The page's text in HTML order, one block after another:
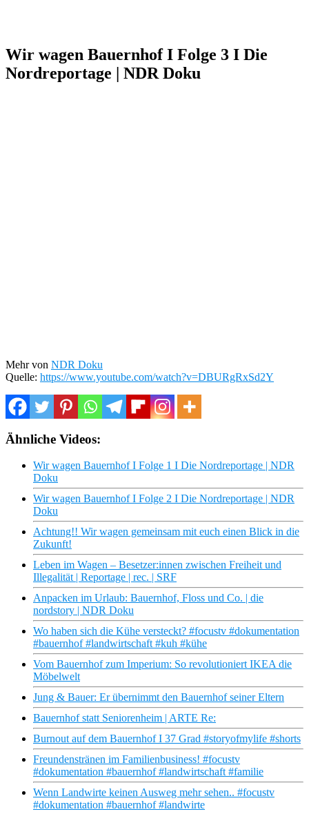
Wir wagen Bauernhof I Folge 3 I Die
Nordreportage | NDR Doku
Mehr von NDR Doku
Quelle: https://www.youtube.com/watch?v=DBURgRxSd2Y
Ähnliche Videos:
Wir wagen Bauernhof I Folge 1 I Die Nordreportage | NDR
Doku
Wir wagen Bauernhof I Folge 2 I Die Nordreportage | NDR
Doku
Achtung!! Wir wagen gemeinsam mit euch einen Blick in die
Zukunft!
Leben im Wagen – Besetzer:innen zwischen Freiheit und
Illegalität | Reportage | rec. | SRF
Anpacken im Urlaub: Bauernhof, Floss und Co. | die
nordstory | NDR Doku
Wo haben sich die Kühe versteckt? #focustv #dokumentation
#bauernhof #landwirtschaft #kuh #kühe
Vom Bauernhof zum Imperium: So revolutioniert IKEA die
Möbelwelt
Jung & Bauer: Er übernimmt den Bauernhof seiner Eltern
Bauernhof statt Seniorenheim | ARTE Re:
Burnout auf dem Bauernhof I 37 Grad #storyofmylife #shorts
Freundenstränen im Familienbusiness! #focustv
#dokumentation #bauernhof #landwirtschaft #familie
Wenn Landwirte keinen Ausweg mehr sehen.. #focustv
#dokumentation #bauernhof #landwirte